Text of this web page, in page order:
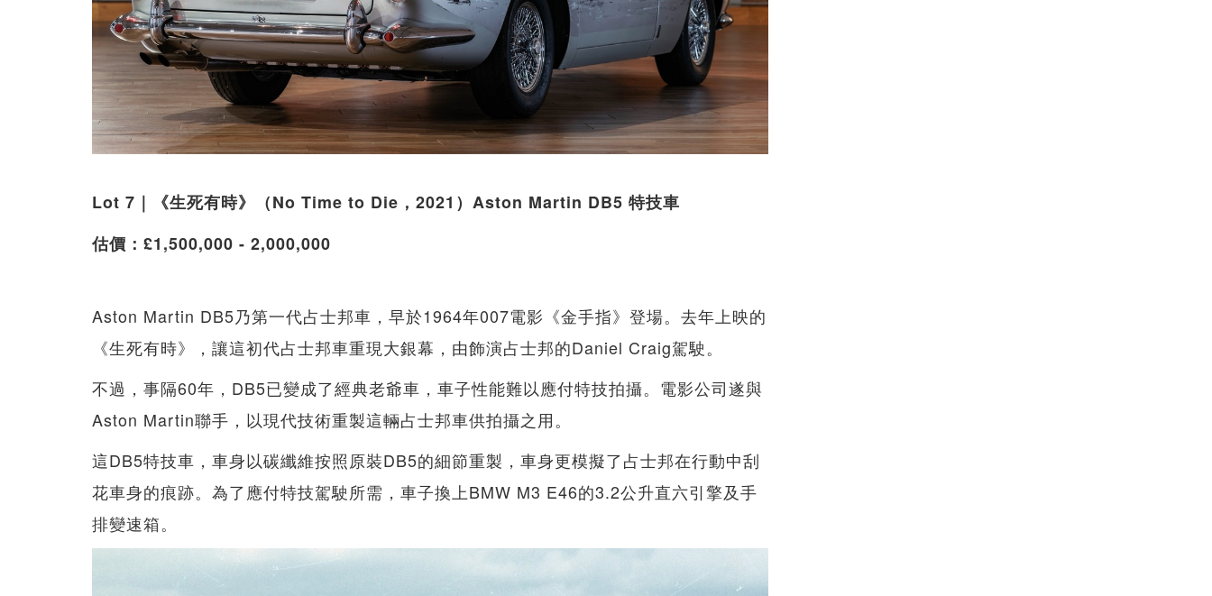
Lot 7｜《生死有時》（No Time to Die，2021）Aston Martin DB5 特技車
估價：£1,500,000 - 2,000,000
Aston Martin DB5乃第一代占士邦車，早於1964年007電影《金手指》登場。去年上映的
《生死有時》，讓這初代占士邦車重現大銀幕，由飾演占士邦的Daniel Craig駕駛。
不過，事隔60年，DB5已變成了經典老爺車，車子性能難以應付特技拍攝。電影公司遂與
Aston Martin聯手，以現代技術重製這輛占士邦車供拍攝之用。
這DB5特技車，車身以碳纖維按照原裝DB5的細節重製，車身更模擬了占士邦在行動中刮
花車身的痕跡。為了應付特技駕駛所需，車子換上BMW M3 E46的3.2公升直六引擎及手
排變速箱。